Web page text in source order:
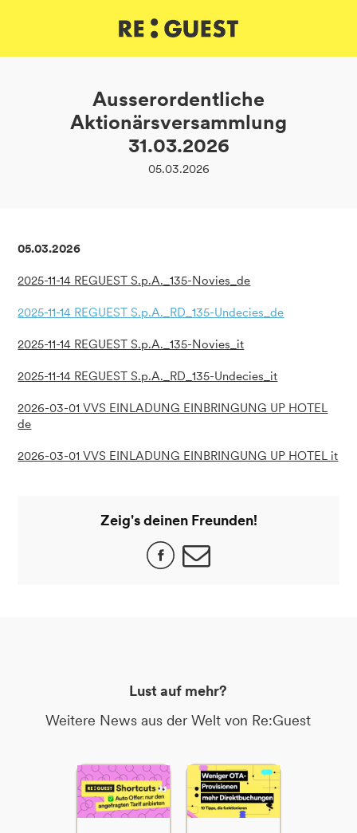
Ausserordentliche
Aktionärsversammlung
31.03.2026
05.03.2026
05.03.2026
2025-11-14 REGUEST S.p.A._135-Novies_de
2025-11-14 REGUEST S.p.A._RD_135-Undecies_de
2025-11-14 REGUEST S.p.A._135-Novies_it
2025-11-14 REGUEST S.p.A._RD_135-Undecies_it
2026-03-01 VVS EINLADUNG EINBRINGUNG UP HOTEL
de
2026-03-01 VVS EINLADUNG EINBRINGUNG UP HOTEL it
Zeig's deinen Freunden!
Lust auf mehr?
Weitere News aus der Welt von Re:Guest